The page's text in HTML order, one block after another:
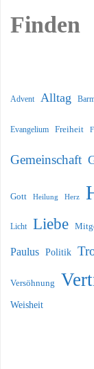
Finden
Advent Alltag
Evangelium Freiheit
Gemeinschaft
Gott Heilung Herz
Licht Liebe
Paulus Politik
Versöhnung
Weisheit